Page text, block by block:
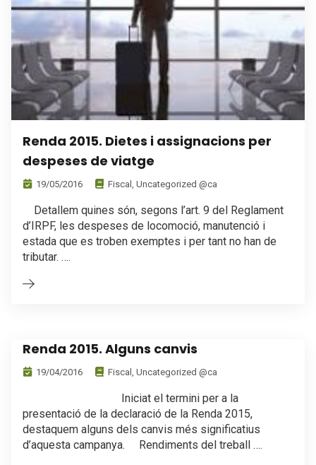
Renda 2015. Dietes i assignacions per
despeses de viatge
19/05/2016 Fiscal , Uncategorized @ca
Detallem quines són, segons l’art. 9 del Reglament
d’IRPF, les despeses de locomoció, manutenció i
estada que es troben exemptes i per tant no han de
tributar. ….
Renda 2015. Alguns canvis
19/04/2016 Fiscal , Uncategorized @ca
Iniciat el termini per a la
presentació de la declaració de la Renda 2015,
destaquem alguns dels canvis més significatius
d’aquesta campanya. Rendiments del treball ….